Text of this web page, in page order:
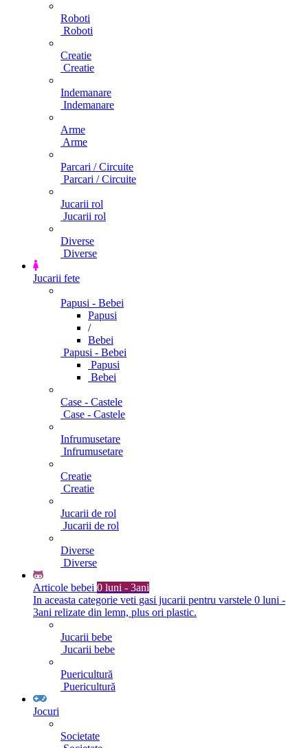
Roboti
Roboti
Creatie
Creatie
Indemanare
Indemanare
Arme
Arme
Parcari / Circuite
Parcari / Circuite
Jucarii rol
Jucarii rol
Diverse
Diverse
Jucarii fete
Papusi - Bebei
Papusi
/
Bebei
Papusi - Bebei
Papusi
Bebei
Case - Castele
Case - Castele
Infrumusetare
Infrumusetare
Creatie
Creatie
Jucarii de rol
Jucarii de rol
Diverse
Diverse
Articole bebei 0 luni - 3ani
In aceasta categorie veti gasi jucarii pentru varstele 0 luni -
3ani relizate din lemn, plus ori plastic.
Jucarii bebe
Jucarii bebe
Puericultură
Puericultură
Jocuri
Societate